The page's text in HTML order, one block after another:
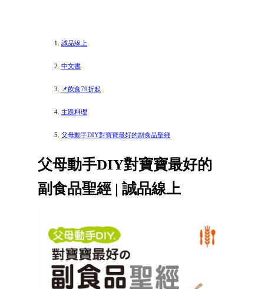
誠品線上
中文書
📌飲食79折起
主題料理
父母動手DIY對寶寶最好的副食品聖經
父母動手DIY對寶寶最好的
副食品聖經 | 誠品線上